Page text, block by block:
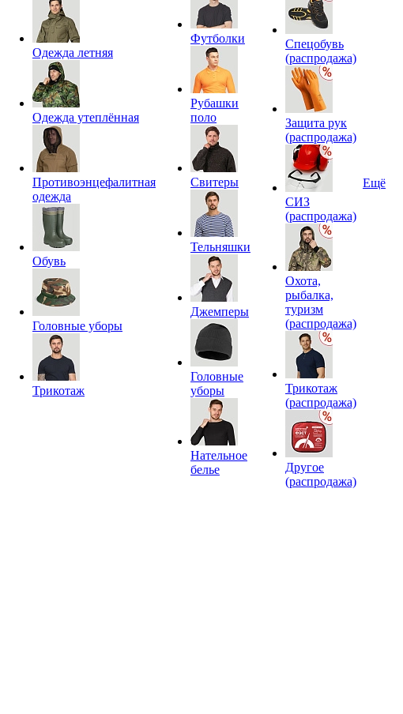
Одежда летняя
Одежда утеплённая
Противоэнцефалитная
одежда
Обувь
Головные уборы
Трикотаж
Футболки
Рубашки
поло
Свитеры
Тельняшки
Джемперы
Головные
уборы
Нательное
белье
Спецобувь
(распродажа)
Защита рук
(распродажа)
СИЗ
(распродажа)
Охота,
рыбалка,
туризм
(распродажа)
Трикотаж
(распродажа)
Другое
(распродажа)
Ещё